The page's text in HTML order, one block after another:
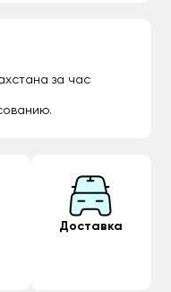
за час
Доставка